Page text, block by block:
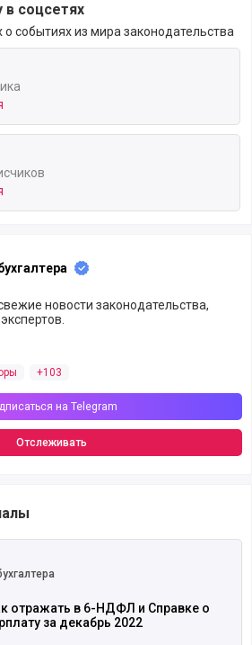
в соцсетях
событиях из мира законодательства
новости законодательства,
+103
на Telegram
Отслеживать
отражать в 6-НДФЛ и Справке о
за декабрь 2022